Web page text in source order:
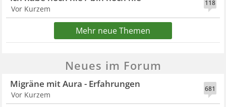
118
Vor Kurzem
Mehr neue Themen
Neues im Forum
681
Migräne mit Aura - Erfahrungen
Vor Kurzem